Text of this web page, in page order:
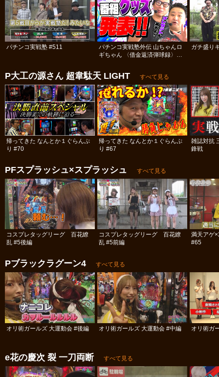
パチンコ実戦塾 #511
パチンコ実戦塾外伝 山ちゃんロ
ギちゃん 〈借金返済弾球録〉
ガチ盛り
P大工の源さん 超韋駄天 LIGHT すべて見る
帰ってきた なんとか１ぐらんぷ
り #70
帰ってきた なんとか１ぐらんぷ
り #67
雑誌対抗
鋒戦
PFスプラッシュ×スプラッシュ すべて見る
コスプレタッグリーグ 百花繚
乱 #5後編
コスプレタッグリーグ 百花繚
乱 #5前編
満天アゲ
#65
Pブラックラグーン4 すべて見る
オリ術ガールズ 大運動会 #後編 オリ術ガールズ 大運動会 #中編 オリ術ガ
e花の慶次 裂 一刀両断 すべて見る